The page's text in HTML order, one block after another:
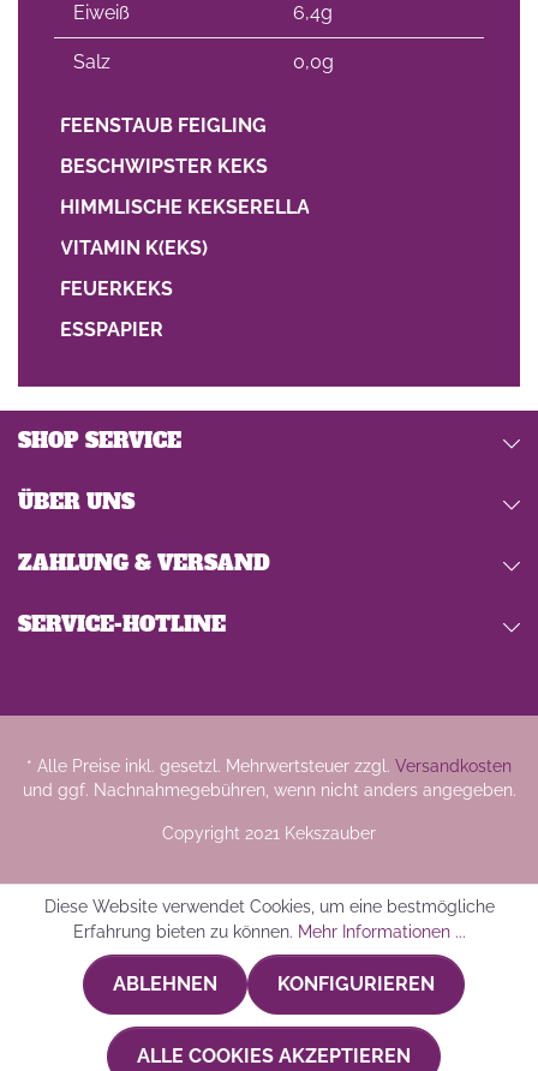
Eiweiß 6,4g
Salz 0,0g
FEENSTAUB FEIGLING
BESCHWIPSTER KEKS
HIMMLISCHE KEKSERELLA
VITAMIN K(EKS)
FEUERKEKS
ESSPAPIER
SERVICE-HOTLINE
SHOP SERVICE
ÜBER UNS
ZAHLUNG & VERSAND
* Alle Preise inkl. gesetzl. Mehrwertsteuer zzgl. Versandkosten
und ggf. Nachnahmegebühren, wenn nicht anders angegeben.
Copyright 2021 Kekszauber
Diese Website verwendet Cookies, um eine bestmögliche
Erfahrung bieten zu können. Mehr Informationen ...
ABLEHNEN KONFIGURIEREN
ALLE COOKIES AKZEPTIEREN